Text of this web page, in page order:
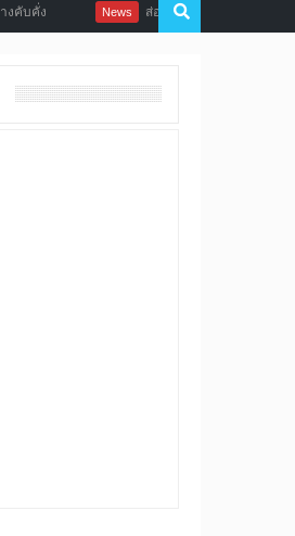
ส่อแวว Gearbox เผย Battleborn